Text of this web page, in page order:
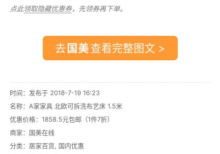
点此领取隐藏优惠券，先领券再下单。
去 查看完整图文 >
时间：发布于 2018-7-19 16:23
名称： A家家具 北欧可拆洗布艺床 1.5米
优惠价格： 1858.5元包邮（1件7折）
商家： 国美在线
分类： 居家百货, 国内优惠